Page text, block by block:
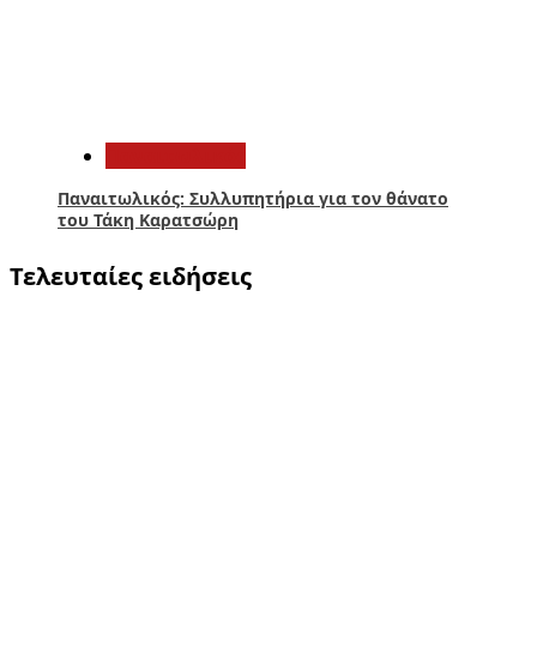
Παναιτωλικός: Συλλυπητήρια για τον θάνατο
του Τάκη Καρατσώρη
Τελευταίες ειδήσεις